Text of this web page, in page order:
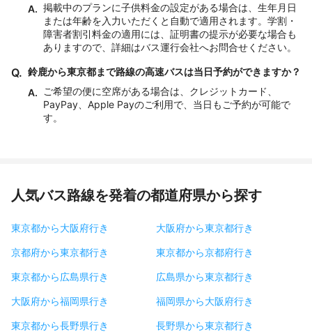
A. 掲載中のプランに子供料金の設定がある場合は、生年月日
または年齢を入力いただくと自動で適用されます。学割・
障害者割引料金の適用には、証明書の提示が必要な場合も
ありますので、詳細はバス運行会社へお問合せください。
Q. 鈴鹿から東京都まで路線の高速バスは当日予約ができますか？
A.
ご希望の便に空席がある場合は、クレジットカード、
PayPay、Apple Payのご利用で、当日もご予約が可能で
す。
人気バス路線を発着の都道府県から探す
東京都から大阪府行き 大阪府から東京都行き
京都府から東京都行き 東京都から京都府行き
東京都から広島県行き 広島県から東京都行き
大阪府から福岡県行き 福岡県から大阪府行き
東京都から長野県行き 長野県から東京都行き